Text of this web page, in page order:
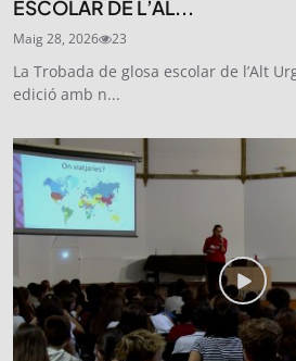
ESCOLAR DE L’AL...
Maig 28, 2026 23
La Trobada de glosa escolar de l’Alt
edició amb n...